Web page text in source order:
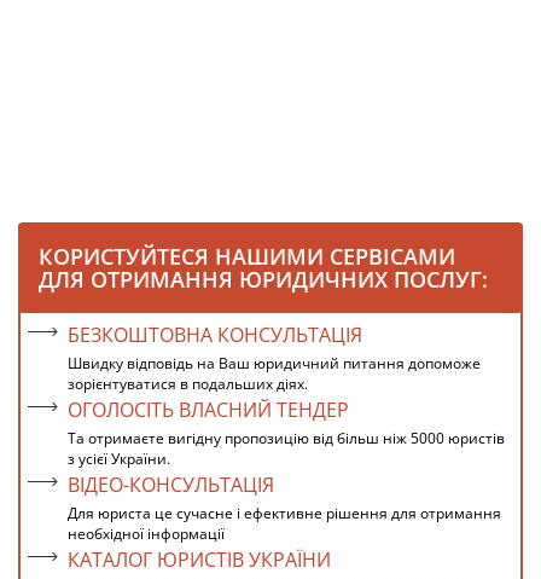
КОРИСТУЙТЕСЯ НАШИМИ СЕРВІСАМИ
ДЛЯ ОТРИМАННЯ ЮРИДИЧНИХ ПОСЛУГ:
БЕЗКОШТОВНА КОНСУЛЬТАЦІЯ
Швидку відповідь на Ваш юридичний питання допоможе
зорієнтуватися в подальших діях.
ОГОЛОСІТЬ ВЛАСНИЙ ТЕНДЕР
Та отримаєте вигідну пропозицію від більш ніж 5000 юристів
з усієї України.
ВІДЕО-КОНСУЛЬТАЦІЯ
Для юриста це сучасне і ефективне рішення для отримання
необхідної інформації
КАТАЛОГ ЮРИСТІВ УКРАЇНИ